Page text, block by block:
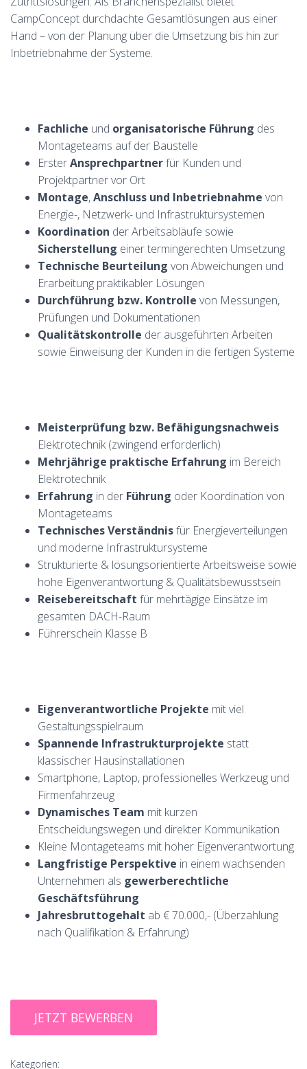
CampConcept durchdachte Gesamtlösungen aus einer
Hand – von der Planung über die Umsetzung bis hin zur
Inbetriebnahme der Systeme.
Fachliche und organisatorische Führung des
Montageteams auf der Baustelle
ErsterAnsprechpartnerfür Kunden und
Projektpartner vor Ort
Montage,Anschluss und Inbetriebnahme von
Energie-, Netzwerk- und Infrastruktursystemen
Koordination der Arbeitsabläufe sowie
Sicherstellung einer termingerechten Umsetzung
Technische Beurteilung von Abweichungen und
Erarbeitung praktikabler Lösungen
Durchführung bzw. Kontrolle von Messungen,
Prüfungen und Dokumentationen
Qualitätskontrolle der ausgeführten Arbeiten
sowie Einweisung der Kunden in die fertigen Systeme
Meisterprüfung bzw. Befähigungsnachweis
Elektrotechnik (zwingend erforderlich)
Mehrjährige praktische Erfahrung im Bereich
Elektrotechnik
Erfahrung in der Führung oder Koordination von
Montageteams
Technisches Verständnisfür Energieverteilungen
und moderne Infrastruktursysteme
Strukturierte & lösungsorientierte Arbeitsweise sowie
hohe Eigenverantwortung & Qualitätsbewusstsein
Reisebereitschaft für mehrtägige Einsätze im
gesamten DACH-Raum
Führerschein Klasse B
Eigenverantwortliche Projekte mit viel
Gestaltungsspielraum
Spannende Infrastrukturprojekte statt
klassischer Hausinstallationen
Smartphone, Laptop, professionelles Werkzeug und
Firmenfahrzeug
Dynamisches Team mit kurzen
Entscheidungswegen und direkter Kommunikation
Kleine Montageteams mit hoher Eigenverantwortung
Langfristige Perspektive in einem wachsenden
Unternehmen als gewerberechtliche
Geschäftsführung
Jahresbruttogehalt ab € 70.000,- (Überzahlung
nach Qualifikation & Erfahrung)
Kategorien: